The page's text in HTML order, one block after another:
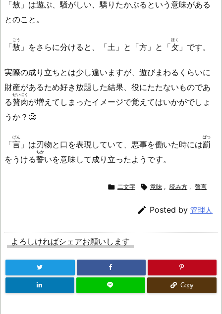
「敖 」は遊ぶ、騒がしい、驕 りたかぶるという意味がある
とのこと。
「敖
ごう
」をさらに分けると、「土」と「方」と「攵
ほく
」です。
実際の成り立ちとは少し違いますが、遊びまわるくらいに
財産があるため好き放題した結果、役にたたないものであ
る贅肉
ぜいにく
が増えてしまったイメージで覚えてはいかがでしょ
うか？🧐
「言
げん
」は刃物と口を表現していて、悪事を働いた時には罰
ばつ
をうける誓
ちか
いを意味して成り立ったようです。
 二文字  意味 , 読み方 , 贅言
 Posted by 管理人
よろしければシェアお願いします
Copy